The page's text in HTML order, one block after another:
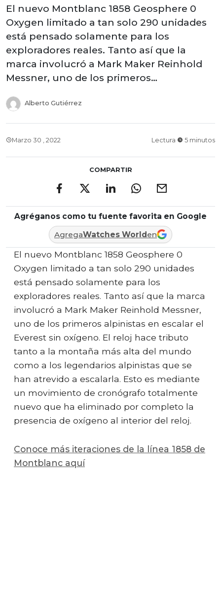
El nuevo Montblanc 1858 Geosphere 0
Oxygen limitado a tan solo 290 unidades
está pensado solamente para los
exploradores reales. Tanto así que la
marca involucró a Mark Maker Reinhold
Messner, uno de los primeros…
Alberto Gutiérrez
Marzo 30 , 2022 Lectura 5 minutos
COMPARTIR
Agréganos como tu fuente favorita en Google
AgregaWatches Worlden
El nuevo Montblanc 1858 Geosphere 0
Oxygen limitado a tan solo 290 unidades
está pensado solamente para los
exploradores reales. Tanto así que la marca
involucró a Mark Maker Reinhold Messner,
uno de los primeros alpinistas en escalar el
Everest sin oxígeno. El reloj hace tributo
tanto a la montaña más alta del mundo
como a los legendarios alpinistas que se
han atrevido a escalarla. Esto es mediante
un movimiento de cronógrafo totalmente
nuevo que ha eliminado por completo la
presencia de oxígeno al interior del reloj.
Conoce más iteraciones de la línea 1858 de
Montblanc aquí